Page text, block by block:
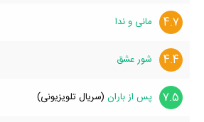
4.7 مانی و ندا
4.4 شور عشق
7.5 پس از باران (سریال تلویزیونی)